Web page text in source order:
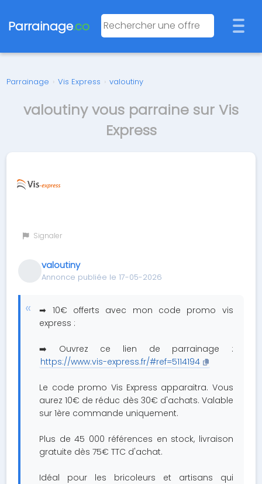
Parrainage.co
Parrainage › Vis Express › valoutiny
valoutiny vous parraine sur Vis
Express
Signaler
valoutiny
Annonce publiée le 17-05-2026
➡︎ 10€ offerts avec mon code promo vis
express :
➡️ Ouvrez ce lien de parrainage :
https://www.vis-express.fr/#ref=5114194
Le code promo Vis Express apparaitra. Vous
aurez 10€ de réduc dès 30€ d'achats. Valable
sur 1ère commande uniquement.
Plus de 45 000 références en stock, livraison
gratuite dès 75€ TTC d'achat.
Idéal pour les bricoleurs et artisans qui